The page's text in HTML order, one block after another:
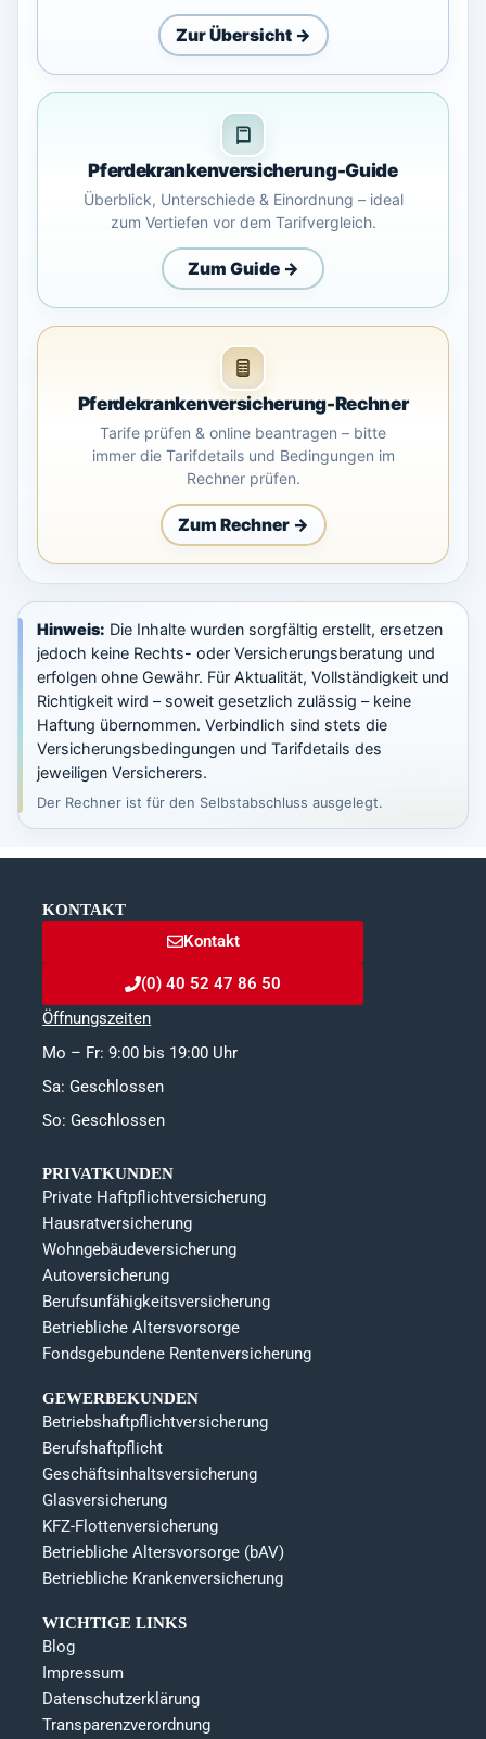
Zur Übersicht →
Pferdekrankenversicherung-Guide
Überblick, Unterschiede & Einordnung – ideal
zum Vertiefen vor dem Tarifvergleich.
Zum Guide →
Pferdekrankenversicherung-Rechner
Tarife prüfen & online beantragen – bitte
immer die Tarifdetails und Bedingungen im
Rechner prüfen.
Zum Rechner →
Hinweis: Die Inhalte wurden sorgfältig erstellt, ersetzen
jedoch keine Rechts- oder Versicherungsberatung und
erfolgen ohne Gewähr. Für Aktualität, Vollständigkeit und
Richtigkeit wird – soweit gesetzlich zulässig – keine
Haftung übernommen. Verbindlich sind stets die
Versicherungsbedingungen und Tarifdetails des
jeweiligen Versicherers.
Der Rechner ist für den Selbstabschluss ausgelegt.
KONTAKT
Kontakt
(0) 40 52 47 86 50
Öffnungszeiten
Mo – Fr: 9:00 bis 19:00 Uhr
Sa: Geschlossen
So: Geschlossen
PRIVATKUNDEN
Private Haftpflichtversicherung
Hausratversicherung
Wohngebäudeversicherung
Autoversicherung
Berufsunfähigkeitsversicherung
Betriebliche Altersvorsorge
Fondsgebundene Rentenversicherung
GEWERBEKUNDEN
Betriebshaftpflichtversicherung
Berufshaftpflicht
Geschäftsinhaltsversicherung
Glasversicherung
KFZ-Flottenversicherung
Betriebliche Altersvorsorge (bAV)
Betriebliche Krankenversicherung
WICHTIGE LINKS
Blog
Impressum
Datenschutzerklärung
Transparenzverordnung